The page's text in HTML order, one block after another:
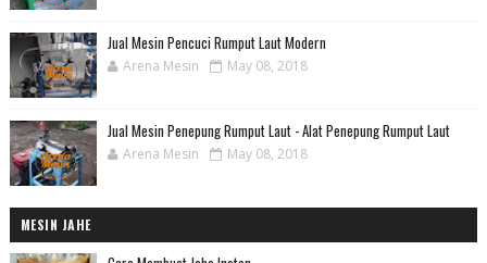
Jual Mesin Pencuci Rumput Laut Modern
Arena Mesin May 08, 2018
Jual Mesin Penepung Rumput Laut - Alat Penepung Rumput Laut
Arena Mesin May 08, 2018
MESIN JAHE